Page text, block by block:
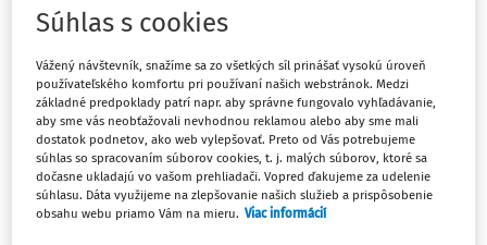
Ups, zatiaľ ste si prečítali len
začiatok...
Celý odborný obsah z tejto oblasti je
dostupný predplatiteľom portálu.
Súhlas s cookies
Vážený návštevník, snažíme sa zo všetkých síl prinášať vysokú úroveň
používateľského komfortu pri používaní našich webstránok. Medzi
základné predpoklady patrí napr. aby správne fungovalo vyhľadávanie,
aby sme vás neobťažovali nevhodnou reklamou alebo aby sme mali
dostatok podnetov, ako web vylepšovať. Preto od Vás potrebujeme
súhlas so spracovaním súborov cookies, t. j. malých súborov, ktoré sa
dočasne ukladajú vo vašom prehliadači. Vopred ďakujeme za udelenie
súhlasu. Dáta využijeme na zlepšovanie našich služieb a prispôsobenie
obsahu webu priamo Vám na mieru. Viac informácií